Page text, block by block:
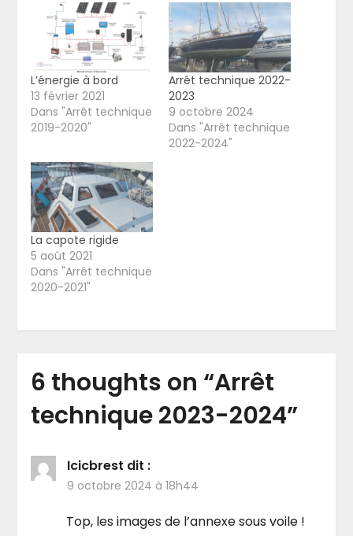
L’énergie à bord
13 février 2021
Dans "Arrêt technique
2019-2020"
Arrêt technique 2022-
2023
9 octobre 2024
Dans "Arrêt technique
2022-2024"
La capote rigide
5 août 2021
Dans "Arrêt technique
2020-2021"
6 thoughts on “Arrêt
technique 2023-2024”
Icicbrest dit :
9 octobre 2024 à 18h44
Top, les images de l’annexe sous voile !